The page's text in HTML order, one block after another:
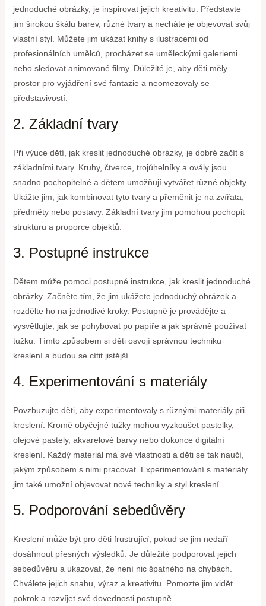
jednoduché obrázky, je inspirovat jejich kreativitu. Představte
jim širokou škálu barev, různé tvary a necháte je objevovat svůj
vlastní styl. Můžete jim ukázat knihy s ilustracemi od
profesionálních umělců, procházet se uměleckými galeriemi
nebo sledovat animované filmy. Důležité je, aby děti měly
prostor pro vyjádření své fantazie a neomezovaly se
představivostí.
2. Základní tvary
Při výuce dětí, jak kreslit jednoduché obrázky, je dobré začít s
základními tvary. Kruhy, čtverce, trojúhelníky a ovály jsou
snadno pochopitelné a dětem umožňují vytvářet různé objekty.
Ukážte jim, jak kombinovat tyto tvary a přeměnit je na zvířata,
předměty nebo postavy. Základní tvary jim pomohou pochopit
strukturu a proporce objektů.
3. Postupné instrukce
Dětem může pomoci postupné instrukce, jak kreslit jednoduché
obrázky. Začněte tím, že jim ukážete jednoduchý obrázek a
rozdělte ho na jednotlivé kroky. Postupně je provádějte a
vysvětlujte, jak se pohybovat po papíře a jak správně používat
tužku. Tímto způsobem si děti osvojí správnou techniku
kreslení a budou se cítit jistější.
4. Experimentování s materiály
Povzbuzujte děti, aby experimentovaly s různými materiály při
kreslení. Kromě obyčejné tužky mohou vyzkoušet pastelky,
olejové pastely, akvarelové barvy nebo dokonce digitální
kreslení. Každý materiál má své vlastnosti a děti se tak naučí,
jakým způsobem s nimi pracovat. Experimentování s materiály
jim také umožní objevovat nové techniky a styl kreslení.
5. Podporování sebedůvěry
Kreslení může být pro děti frustrující, pokud se jim nedaří
dosáhnout přesných výsledků. Je důležité podporovat jejich
sebedůvěru a ukazovat, že není nic špatného na chybách.
Chválete jejich snahu, výraz a kreativitu. Pomozte jim vidět
pokrok a rozvíjet své dovednosti postupně.